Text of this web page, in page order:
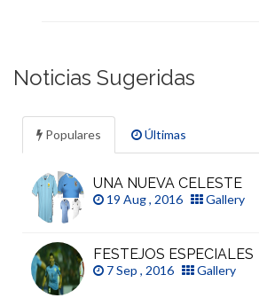
Noticias Sugeridas
Populares Últimas
UNA NUEVA CELESTE
19 Aug , 2016 Gallery
FESTEJOS ESPECIALES
7 Sep , 2016 Gallery